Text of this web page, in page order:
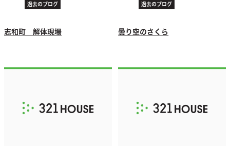
過去のブログ
志和町 解体現場
過去のブログ
曇り空のさくら